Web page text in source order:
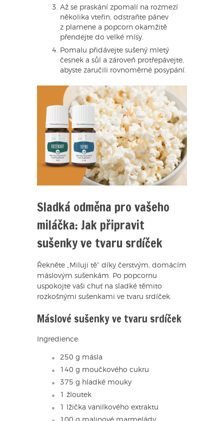
Až se praskání zpomalí na rozmezí
několika vteřin, odstraňte pánev
z plamene a popcorn okamžitě
přendejte do velké mísy.
Pomalu přidávejte sušený mletý
česnek a sůl a zároveň protřepávejte,
abyste zaručili rovnoměrné posypání.
Sladká odměna pro vašeho
miláčka: Jak připravit
sušenky ve tvaru srdíček
Řekněte „Miluji tě“ díky čerstvým, domácím
máslovým sušenkám. Po popcornu
uspokojte vaši chuť na sladké těmito
rozkošnými sušenkami ve tvaru srdíček.
Máslové sušenky ve tvaru srdíček
Ingredience:
250 g másla
140 g moučkového cukru
375 g hladké mouky
1 žloutek
1 lžička vanilkového extraktu